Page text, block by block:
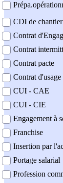
CDI de
Contrat
Contrat
Contrat pacte
Contrat d'usage
CUI - CAE
CUI - CIE
Engagement à
Franchise
Insertion par
Portage salarial
Profession